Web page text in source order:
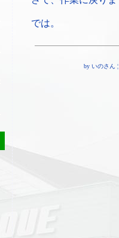
では。
by いのさん